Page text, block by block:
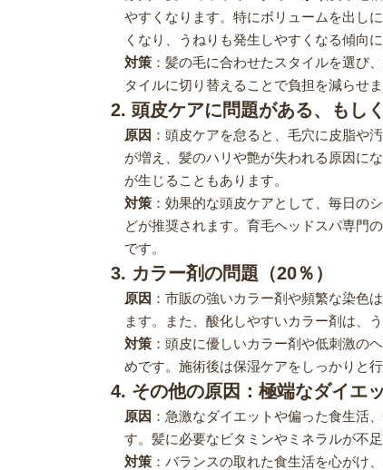
やすくなります。特にボリュームを出し
くなり、うねりも発生しやすくなる傾向に
対策 ：髪の毛に合わせたスタイルを選び
タイルに切り替えることで負担を減らせま
2. 頭皮ケアに問題がある、もし
原因 ：頭皮ケアを怠ると、毛穴に皮脂や
が増え、髪のハリや艶が失われる原因に
が生じることもあります​。
対策 ：効果的な頭皮ケアとして、毎日の
どが推奨されます。育毛ヘッドスパ専門
です​​。
3. カラー剤の問題（20％）
原因 ：市販の強いカラー剤や頻繁な染色
ます。また、酸化しやすいカラー剤は、
対策 ：頭皮に優しいカラー剤や低刺激の
めです。施術後は保湿ケアをしっかりと行
4. その他の原因：極端なダイエ
原因 ：急激なダイエットや偏った食生活
す。髪に必要なビタミンやミネラルが不
対策 ：バランスの取れた食生活を心がけ